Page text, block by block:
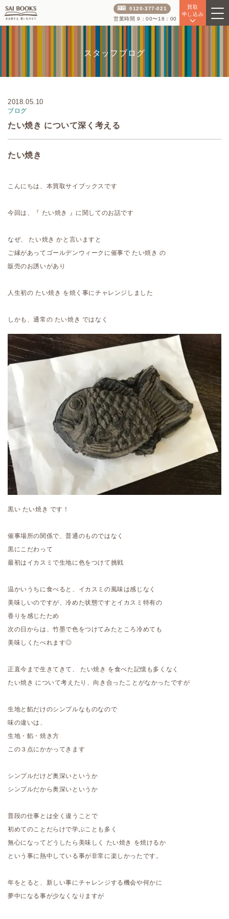
買取
申し込み
0120-377-021
営業時間 9：00〜18：00
スタッフブログ
2018.05.10
ブログ
たい焼き について深く考える
たい焼き
こんにちは、本買取サイブックスです
今回は、『 たい焼き 』に関してのお話です
なぜ、 たい焼き かと言いますと
ご縁があってゴールデンウィークに催事で たい焼き の
販売のお誘いがあり
人生初の たい焼き を焼く事にチャレンジしました
しかも、通常の たい焼き ではなく
黒い たい焼き です！
催事場所の関係で、普通のものではなく
黒にこだわって
最初はイカスミで生地に色をつけて挑戦
温かいうちに食べると、イカスミの風味は感じなく
美味しいのですが、冷めた状態ですとイカスミ特有の
香りを感じたため
次の日からは、竹墨で色をつけてみたところ冷めても
美味しくたべれます◎
正直今まで生きてきて、 たい焼き を食べた記憶も多くなく
たい焼き について考えたり、向き合ったことがなかったですが
生地と餡だけのシンプルなものなので
味の違いは、
生地・餡・焼き方
この３点にかかってきます
シンプルだけど奥深いというか
シンプルだから奥深いというか
普段の仕事とは全く違うことで
初めてのことだらけで学ぶことも多く
無心になってどうしたら美味しく たい焼き を焼けるか
という事に熱中している事が非常に楽しかったです。
年をとると、新しい事にチャレンジする機会や何かに
夢中になる事が少なくなりますが